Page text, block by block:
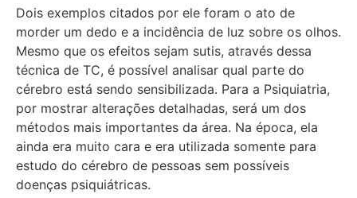
Dois exemplos citados por ele foram o ato de
morder um dedo e a incidência de luz sobre os olhos.
Mesmo que os efeitos sejam sutis, através dessa
técnica de TC, é possível analisar qual parte do
cérebro está sendo sensibilizada. Para a Psiquiatria,
por mostrar alterações detalhadas, será um dos
métodos mais importantes da área. Na época, ela
ainda era muito cara e era utilizada somente para
estudo do cérebro de pessoas sem possíveis
doenças psiquiátricas.